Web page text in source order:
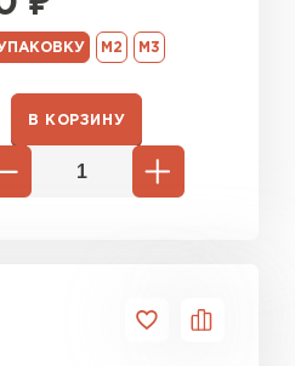
М2 М3
В КОРЗИНУ